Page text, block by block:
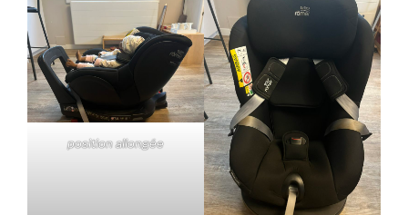
position allongée